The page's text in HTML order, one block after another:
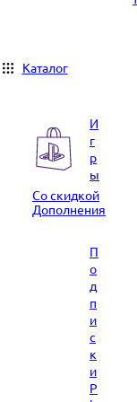
Каталог
И
г
р
ы
Со скидкой
Дополнения
П
о
д
п
и
с
к
и
P